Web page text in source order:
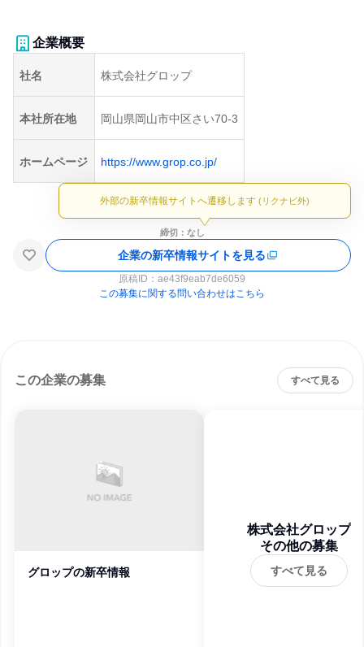
企業概要
社名 株式会社グロップ
本社所在地 岡山県岡山市中区さい70-3
ホームページ https://www.grop.co.jp/
外部の新卒情報サイトへ遷移します (リクナビ外)
締切：なし
企業の新卒情報サイトを見る
原稿ID： ae43f9eab7de6059
この募集に関する問い合わせはこちら
この企業の募集 すべて見る
グロップの新卒情報
株式会社グロップ
その他の募集
すべて見る